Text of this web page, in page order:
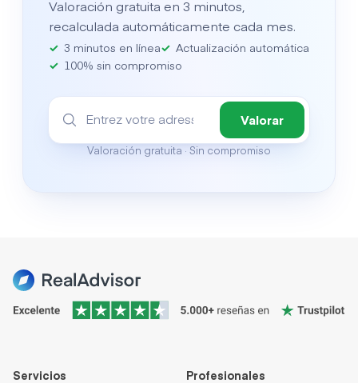
Valoración gratuita en 3 minutos,
recalculada automáticamente cada mes.
3 minutos en línea
Actualización automática
100% sin compromiso
Valorar
Valoración gratuita · Sin compromiso
Servicios Profesionales